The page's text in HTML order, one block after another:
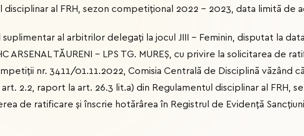
al FRH, sezon competițional 2022 – 2023, data limită de
al arbitrilor delegaţi la jocul JIII - Feminin, disputat la
ARSENAL TĂURENI – LPS TG. MUREŞ, cu privire la solicitarea de
nr. 3411/01.11.2022, Comisia Centrală de Disciplină văzând
2.2, raport la art. 26.3 lit.a) din Regulamentul disciplinar al FRH,
de ratificare și înscrie hotărârea în Registrul de Evidență